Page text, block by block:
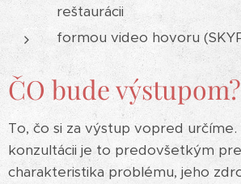
reštaurácii
formou video hovoru
ČO bude výstupom?
To, čo si za výstup vopred
konzultácii je to predovšetkým
charakteristika problému, jeho